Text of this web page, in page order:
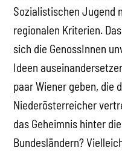
Sozialistischen Jugend
regionalen Kriterien.
sich die GenossInnen
Ideen
paar Wiener geben, die
Niederösterreicher
das Geheimnis hinter
Bundesländern?